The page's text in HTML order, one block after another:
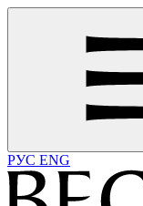
РУС ENG